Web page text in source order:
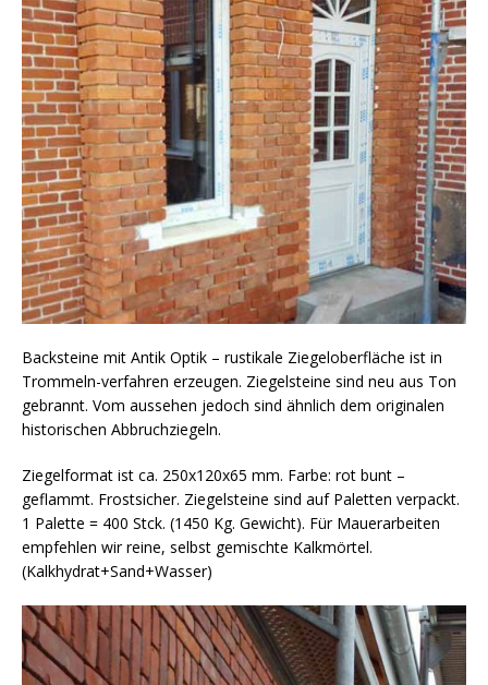
Backsteine mit Antik Optik – rustikale Ziegeloberfläche ist in
Trommeln-verfahren erzeugen. Ziegelsteine sind neu aus Ton
gebrannt. Vom aussehen jedoch sind ähnlich dem originalen
historischen Abbruchziegeln.
Ziegelformat ist ca. 250x120x65 mm. Farbe: rot bunt –
geflammt. Frostsicher. Ziegelsteine sind auf Paletten verpackt.
1 Palette = 400 Stck. (1450 Kg. Gewicht). Für Mauerarbeiten
empfehlen wir reine, selbst gemischte Kalkmörtel.
(Kalkhydrat+Sand+Wasser)